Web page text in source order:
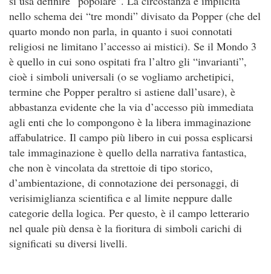
nello schema dei “tre mondi” divisato da Popper (che del
quarto mondo non parla, in quanto i suoi connotati
religiosi ne limitano l’accesso ai mistici). Se il Mondo 3
è quello in cui sono ospitati fra l’altro gli “invarianti”,
cioè i simboli universali (o se vogliamo archetipici,
termine che Popper peraltro si astiene dall’usare), è
abbastanza evidente che la via d’accesso più immediata
agli enti che lo compongono è la libera immaginazione
affabulatrice. Il campo più libero in cui possa esplicarsi
tale immaginazione è quello della narrativa fantastica,
che non è vincolata da strettoie di tipo storico,
d’ambientazione, di connotazione dei personaggi, di
verisimiglianza scientifica e al limite neppure dalle
categorie della logica. Per questo, è il campo letterario
nel quale più densa è la fioritura di simboli carichi di
significati su diversi livelli.